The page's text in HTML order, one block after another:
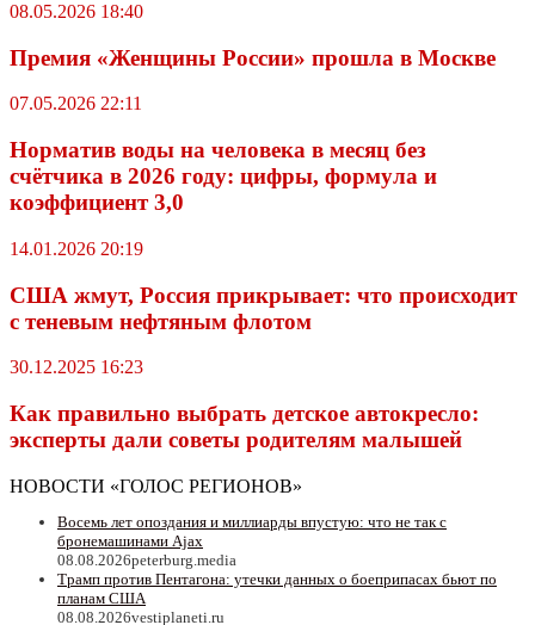
08.05.2026 18:40
Премия «Женщины России» прошла в Москве
07.05.2026 22:11
Норматив воды на человека в месяц без
счётчика в 2026 году: цифры, формула и
коэффициент 3,0
14.01.2026 20:19
США жмут, Россия прикрывает: что происходит
с теневым нефтяным флотом
30.12.2025 16:23
Как правильно выбрать детское автокресло:
эксперты дали советы родителям малышей
НОВОСТИ «ГОЛОС РЕГИОНОВ»
Восемь лет опоздания и миллиарды впустую: что не так с
бронемашинами Ajax
08.08.2026peterburg.media
Трамп против Пентагона: утечки данных о боеприпасах бьют по
планам США
08.08.2026vestiplaneti.ru